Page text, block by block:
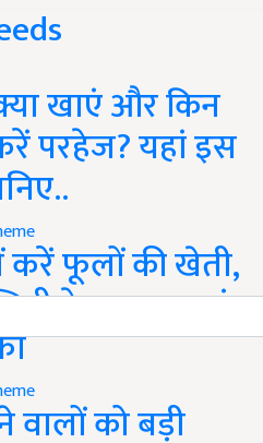
खाएं और किन
परहेज? यहां इस
फूलों की खेती,
के साथ कमाएं
वालों को बड़ी